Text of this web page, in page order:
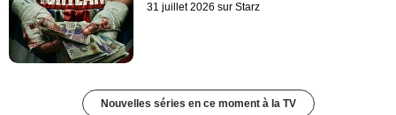
31 juillet 2026 sur Starz
Nouvelles séries en ce moment à la TV